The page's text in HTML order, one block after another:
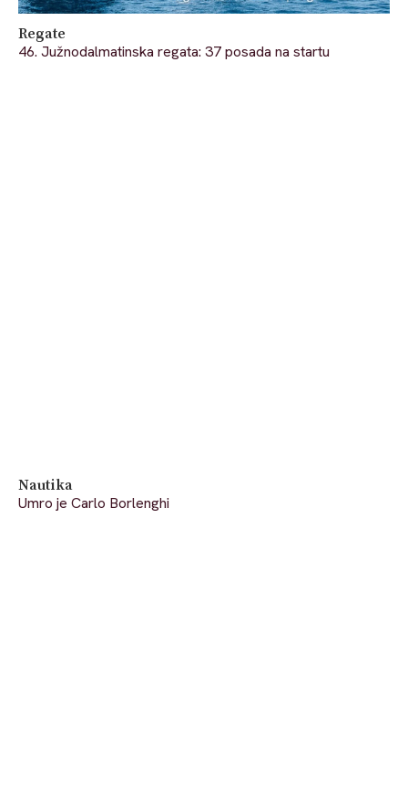
Regate
46. Južnodalmatinska regata: 37 posada na startu
Nautika
Umro je Carlo Borlenghi